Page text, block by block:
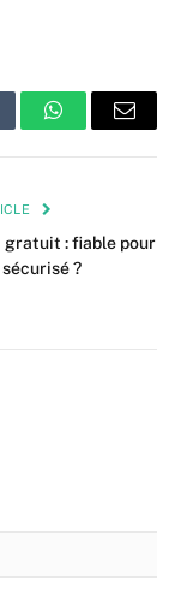
WhatsAppEmail
gratuit : fiable pour
?